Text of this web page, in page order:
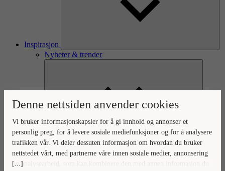
Denne nettsiden anvender cookies
[...]
Vi bruker informasjonskapsler for å gi innhold og annonser et
personlig preg, for å levere sosiale mediefunksjoner og for å analysere
trafikken vår. Vi deler dessuten informasjon om hvordan du bruker
nettstedet vårt, med partnerne våre innen sosiale medier, annonsering
og analysearbeid, som kan kombinere den med annen informasjon du
Inspirasjon
Nyheter & trender
Baderomsnyheter
Vaskeromsnyheter
Oppbevaringsnyheter